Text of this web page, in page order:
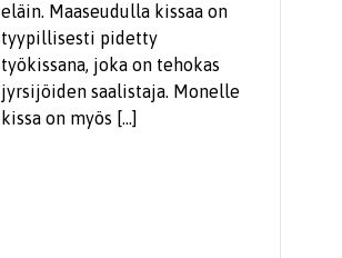
eläin. Maaseudulla kissaa on
tyypillisesti pidetty
työkissana, joka on tehokas
jyrsijöiden saalistaja. Monelle
kissa on myös […]